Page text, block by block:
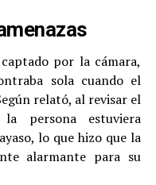
por la cámara,
sola cuando el
relató, al revisar el
persona estuviera
lo que hizo que la
alarmante para su